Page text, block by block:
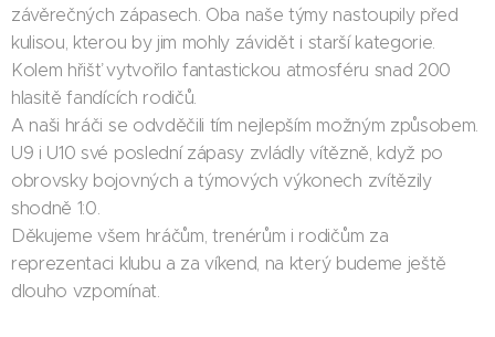
závěrečných zápasech. Oba naše týmy nastoupily před
kulisou, kterou by jim mohly závidět i starší kategorie.
Kolem hřišť vytvořilo fantastickou atmosféru snad 200
hlasitě fandících rodičů.
A naši hráči se odvděčili tím nejlepším možným způsobem.
U9 i U10 své poslední zápasy zvládly vítězně, když po
obrovsky bojovných a týmových výkonech zvítězily
shodně 1:0.
Děkujeme všem hráčům, trenérům i rodičům za
reprezentaci klubu a za víkend, na který budeme ještě
dlouho vzpomínat.